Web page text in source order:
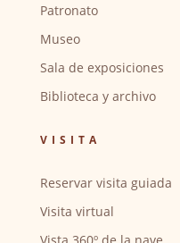
Patronato
Museo
Sala de exposiciones
Biblioteca y archivo
VISITA
Reservar visita guiada
Visita virtual
Vista 360º de la nave